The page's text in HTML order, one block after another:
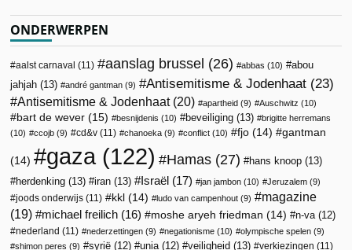
ONDERWERPEN
aalst carnaval (11) aanslag brussel (26) abbas (10)
abou
jahjah (13) andré gantman (9) Antisemitisme & Jodenhaat (23)
Antisemitisme & Jodenhaat(20) apartheid (9) Auschwitz (10)
bart de wever (15) besnijdenis (10) beveiliging (13)
brigitte herremans
(10)
ccojb (9) cd&v (11) chanoeka (9) conflict (10) fjo (14) gantman
(14) gaza(122) Hamas (27) hans knoop (13)
herdenking (13) iran (13) Israël (17) jan jambon (10) Jeruzalem (9)
joods onderwijs (11) kkl (14) ludo van campenhout (9)
magazine
(19)
michael freilich (16) moshe aryeh friedman (14) n-va(12)
nederland (11) nederzettingen (9) negationisme (10) olympische spelen (9)
shimon peres (9) syrië (12) unia(12) veiligheid (13) verkiezingen (11)